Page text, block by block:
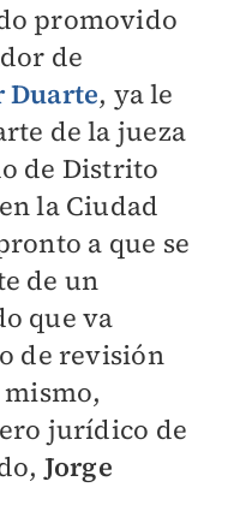
promovido
de
Duarte, ya le
de la jueza
de Distrito
la Ciudad
a que se
de un
que va
de revisión
jurídico de
Jorge